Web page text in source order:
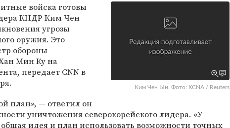
Ким Чен Ын. Фото: KCNA / Reuters
войска готовы
КНДР Ким Чен
угрозы
оружия. Это
обороны
Мин Ку на
передает CNN в
план», — ответил он
уничтожения северокорейского лидера. «У
идея и план использовать возможности точных